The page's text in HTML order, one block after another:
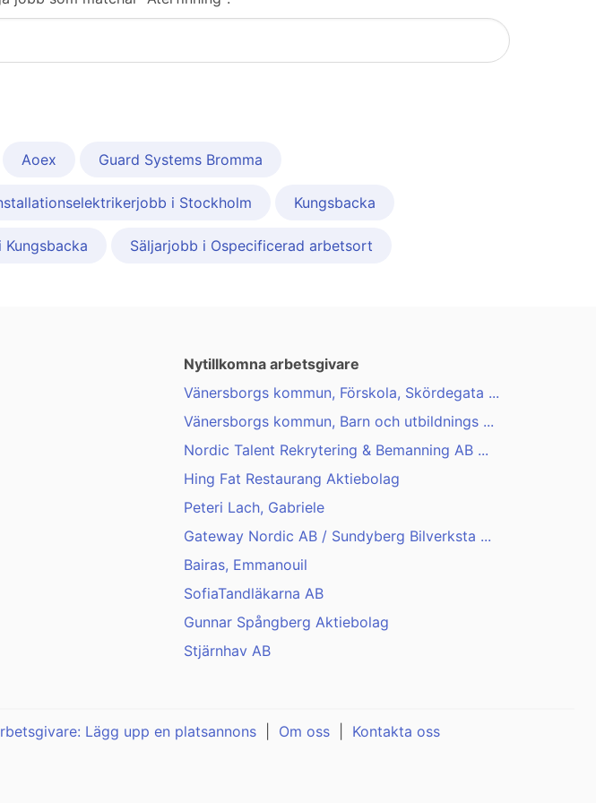
Aoex Guard Systems Bromma
i Stockholm Kungsbacka
Säljarjobb i Ospecificerad arbetsort
Nytillkomna arbetsgivare
Vänersborgs kommun, Förskola, Skördegata ...
Vänersborgs kommun, Barn och utbildnings ...
Nordic Talent Rekrytering & Bemanning AB ...
Hing Fat Restaurang Aktiebolag
Peteri Lach, Gabriele
Gateway Nordic AB / Sundyberg Bilverksta ...
Bairas, Emmanouil
SofiaTandläkarna AB
Gunnar Spångberg Aktiebolag
Stjärnhav AB
Lägg upp en platsannons Om oss Kontakta oss